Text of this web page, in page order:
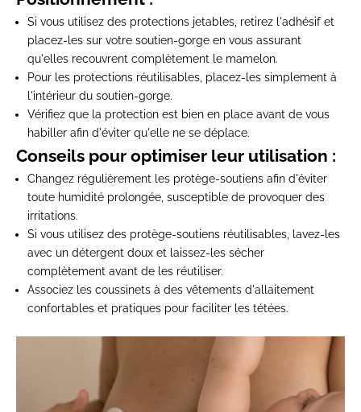
Si vous utilisez des protections jetables, retirez l'adhésif et
placez-les sur votre soutien-gorge en vous assurant
qu'elles recouvrent complètement le mamelon.
Pour les protections réutilisables, placez-les simplement à
l'intérieur du soutien-gorge.
Vérifiez que la protection est bien en place avant de vous
habiller afin d'éviter qu'elle ne se déplace.
Conseils pour optimiser leur utilisation :
Changez régulièrement les protège-soutiens afin d'éviter
toute humidité prolongée, susceptible de provoquer des
irritations.
Si vous utilisez des protège-soutiens réutilisables, lavez-les
avec un détergent doux et laissez-les sécher
complètement avant de les réutiliser.
Associez les coussinets à des vêtements d'allaitement
confortables et pratiques pour faciliter les tétées.